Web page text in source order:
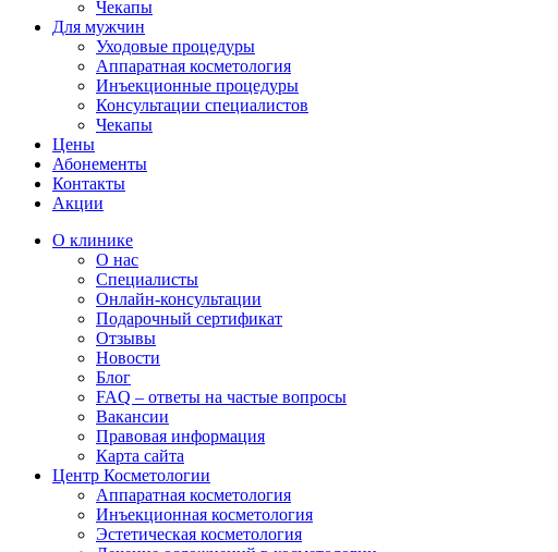
Чекапы
Для мужчин
Уходовые процедуры
Аппаратная косметология
Инъекционные процедуры
Консультации специалистов
Чекапы
Цены
Абонементы
Контакты
Акции
О клинике
О нас
Специалисты
Онлайн-консультации
Подарочный сертификат
Отзывы
Новости
Блог
FAQ – ответы на частые вопросы
Вакансии
Правовая информация
Карта сайта
Центр Косметологии
Аппаратная косметология
Инъекционная косметология
Эстетическая косметология